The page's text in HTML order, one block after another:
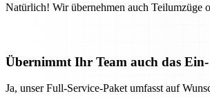
Natürlich! Wir übernehmen auch Teilumzüge
Übernimmt Ihr Team auch das
Ja, unser Full-Service-Paket umfasst auf